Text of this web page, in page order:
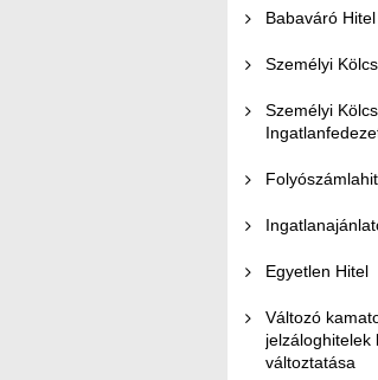
Babaváró Hitel
Személyi
Személyi
Egyetlen Hitel
Változó
jelzáloghitelek
változtatása